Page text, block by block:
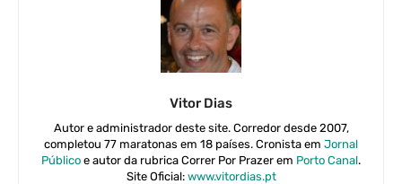
Vitor Dias
Autor e administrador deste site. Corredor desde 2007,
completou 77 maratonas em 18 países. Cronista em Jornal
Público e autor da rubrica Correr Por Prazer em Porto Canal.
Site Oficial: www.vitordias.pt